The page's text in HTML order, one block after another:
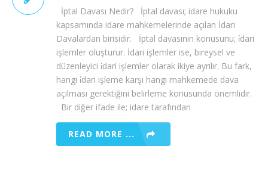
İptal Davası Nedir? İptal davası; idare hukuku
kapsamında idare mahkemelerinde açılan İdari
Davalardan birisidir. İptal davasının konusunu; i̇dari
işlemler oluşturur. İdari işlemler ise, bireysel ve
düzenleyici i̇dari işlemler olarak ikiye ayrılır. Bu fark,
hangi i̇dari işleme karşı hangi mahkemede dava
açılması gerektiğini belirleme konusunda önemlidir.
Bir diğer ifade ile; idare tarafından
READ MORE ...